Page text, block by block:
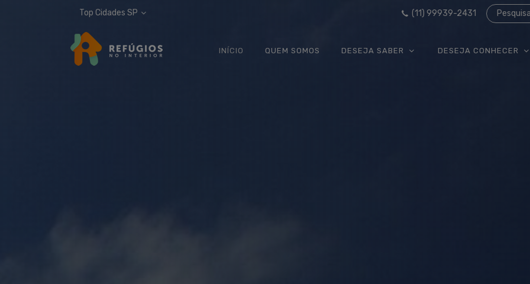
Top Cidades SP (11) 99939-2431
INÍCIO QUEM SOMOS DESEJA SABER DESEJA CONHECER